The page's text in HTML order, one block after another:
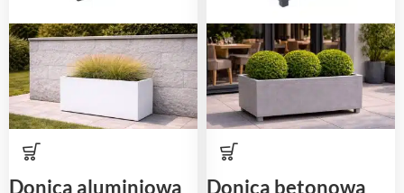
Donica aluminiowa
Donica betonowa